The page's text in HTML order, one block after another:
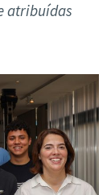
atribuídas